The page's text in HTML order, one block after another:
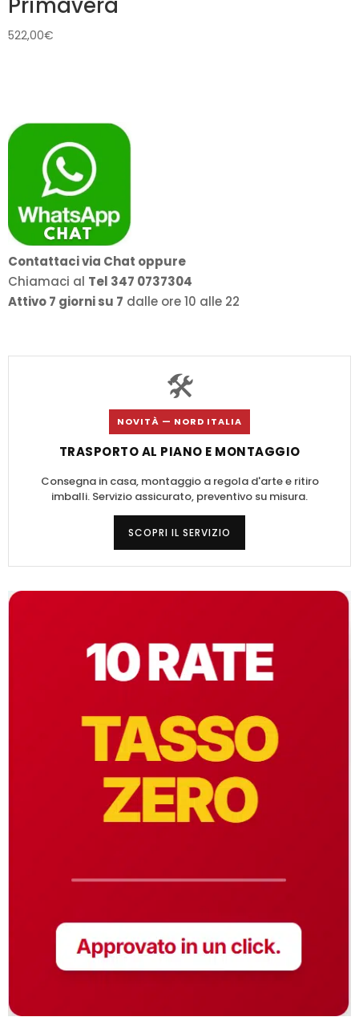
Primavera
522,00€
Contattaci via Chat oppure
Chiamaci al Tel 347 0737304
Attivo 7 giorni su 7 dalle ore 10 alle 22
🛠️
NOVITÀ — NORD ITALIA
TRASPORTO AL PIANO E MONTAGGIO
Consegna in casa, montaggio a regola d'arte e ritiro
imballi. Servizio assicurato, preventivo su misura.
SCOPRI IL SERVIZIO